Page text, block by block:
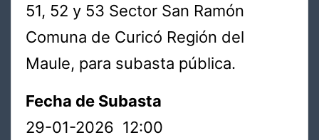
51, 52 y 53 Sector San Ramón
Comuna de Curicó Región del
Maule, para subasta pública.
Fecha de Subasta
29-01-2026 12:00